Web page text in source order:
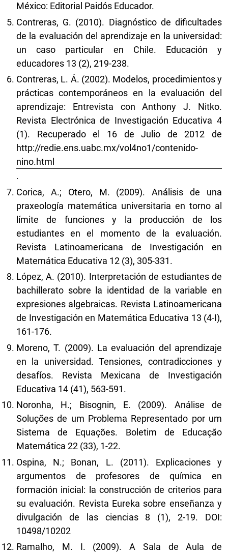
México: Editorial Paidós Educador.
Contreras, G. (2010). Diagnóstico de dificultades
de la evaluación del aprendizaje en la universidad:
un caso particular en Chile. Educación y
educadores 13 (2), 219-238.
Contreras, L. Á. (2002). Modelos, procedimientos y
prácticas contemporáneos en la evaluación del
aprendizaje: Entrevista con Anthony J. Nitko.
Revista Electrónica de Investigación Educativa 4
(1). Recuperado el 16 de Julio de 2012 de
http://redie.ens.uabc.mx/vol4no1/contenido-
nino.html
.
Corica, A.; Otero, M. (2009). Análisis de una
praxeología matemática universitaria en torno al
límite de funciones y la producción de los
estudiantes en el momento de la evaluación.
Revista Latinoamericana de Investigación en
Matemática Educativa 12 (3), 305-331.
López, A. (2010). Interpretación de estudiantes de
bachillerato sobre la identidad de la variable en
expresiones algebraicas. Revista Latinoamericana
de Investigación en Matemática Educativa 13 (4-I),
161-176.
Moreno, T. (2009). La evaluación del aprendizaje
en la universidad. Tensiones, contradicciones y
desafíos. Revista Mexicana de Investigación
Educativa 14 (41), 563-591.
Noronha, H.; Bisognin, E. (2009). Análise de
Soluções de um Problema Representado por um
Sistema de Equações. Boletim de Educação
Matemática 22 (33), 1-22.
Ospina, N.; Bonan, L. (2011). Explicaciones y
argumentos de profesores de química en
formación inicial: la construcción de criterios para
su evaluación. Revista Eureka sobre enseñanza y
divulgación de las ciencias 8 (1), 2-19. DOI:
10498/10202
Ramalho, M. I. (2009). A Sala de Aula de